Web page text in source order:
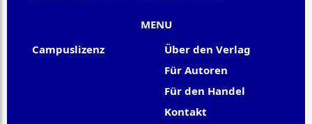
MENU
Campuslizenz
Über den Verlag
Für Autoren
Für den Handel
Kontakt